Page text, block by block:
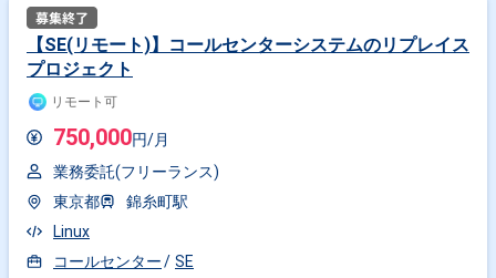
【SE(リモート)】コールセンターシステムのリプレイス
プロジェクト
リモート可
750,000円/月
業務委託(フリーランス)
東京都
錦糸町駅
Linux
コールセンター
SE